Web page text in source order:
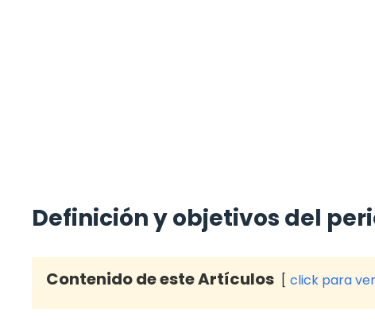
Definición y objetivos del
Contenido de este Artículos click para